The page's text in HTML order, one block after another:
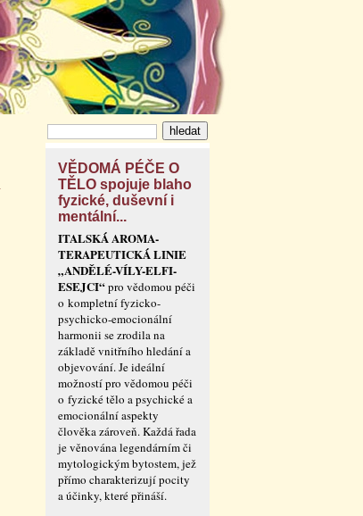
VĚDOMÁ PÉČE O
TĚLO spojuje blaho
fyzické, duševní i
mentální...
ITALSKÁ AROMA-
TERAPEUTICKÁ LINIE
„ANDĚLÉ-VÍLY-ELFI-
ESEJCI“pro vědomou péči
o kompletní fyzicko-
psychicko-emocionální
harmonii se zrodila na
základě vnitřního hledání a
objevování. Je ideální
možností pro vědomou péči
o fyzické tělo a psychické a
emocionální aspekty
člověka zároveň. Každá řada
je věnována legendárním či
mytologickým bytostem, jež
přímo charakterizují pocity
a účinky, které přináší.